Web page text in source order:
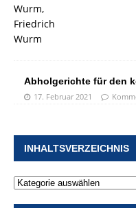
Abholgerichte für den
17. Februar 2021
INHALTSVERZEICHNIS